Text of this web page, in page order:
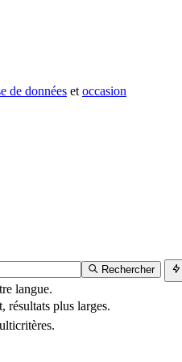
de donnéeset occasion
Rechercher
langue.
résultats plus larges.